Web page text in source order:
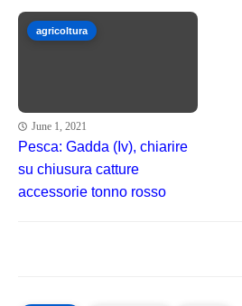
agricoltura
June 1, 2021
Pesca: Gadda (Iv), chiarire
su chiusura catture
accessorie tonno rosso